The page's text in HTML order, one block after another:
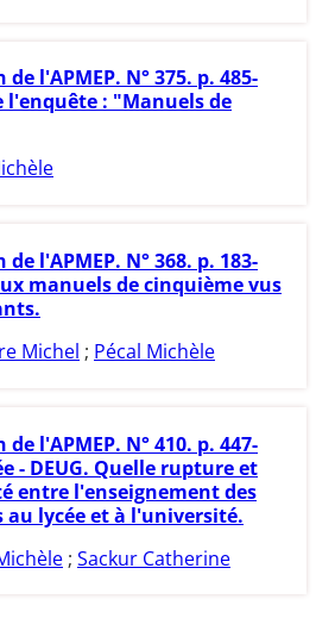
l'APMEP. N° 375. p. 485-
l'enquête : "Manuels de
l'APMEP. N° 368. p. 183-
manuels de cinquième vus
Michel ; Pécal Michèle
l'APMEP. N° 410. p. 447-
- DEUG. Quelle rupture et
entre l'enseignement des
lycée et à l'université.
; Sackur Catherine